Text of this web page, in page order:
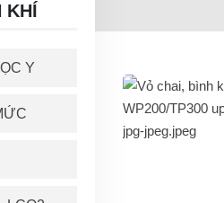
KHÍ
Y